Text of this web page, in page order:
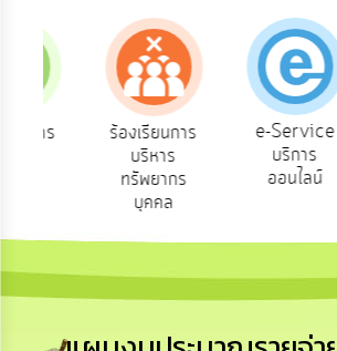
บริหาร/
พัฒนา
ทรัพยากร
บุคคล
ส่ง
เสริม
โปร่งใส
ร้องเรียนการ
บริหาร
ทรัพยากร
บุคคล
e-Service
บริการ
ออนไลน์